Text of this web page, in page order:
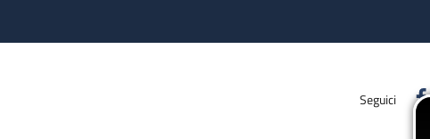
Seguici